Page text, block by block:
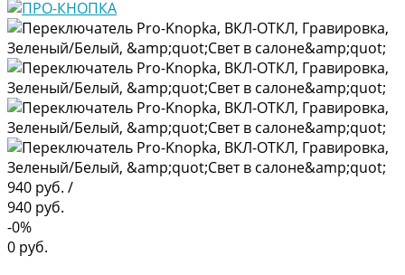
940 руб. /
940 руб.
-0%
0 руб.